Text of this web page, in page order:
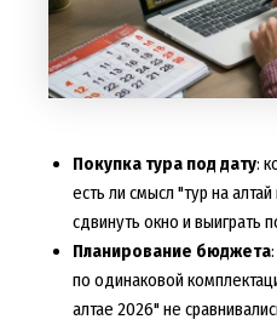
Покупка тура под дату:
есть ли смысл "тур на
сдвинуть окно и выиграть
Планирование бюджета
по одинаковой
алтае 2026" не